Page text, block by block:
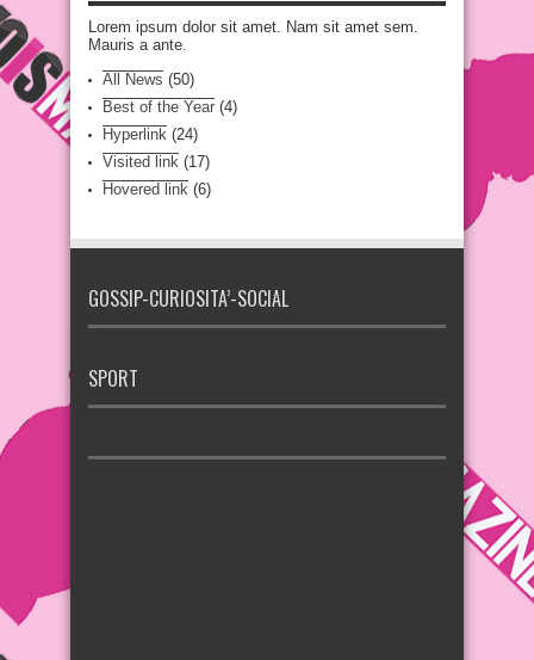
Lorem ipsum dolor sit amet. Nam sit amet sem.
Mauris a ante.
All News (50)
Best of the Year (4)
Hyperlink (24)
Visited link (17)
Hovered link (6)
GOSSIP-CURIOSITA’-SOCIAL
SPORT